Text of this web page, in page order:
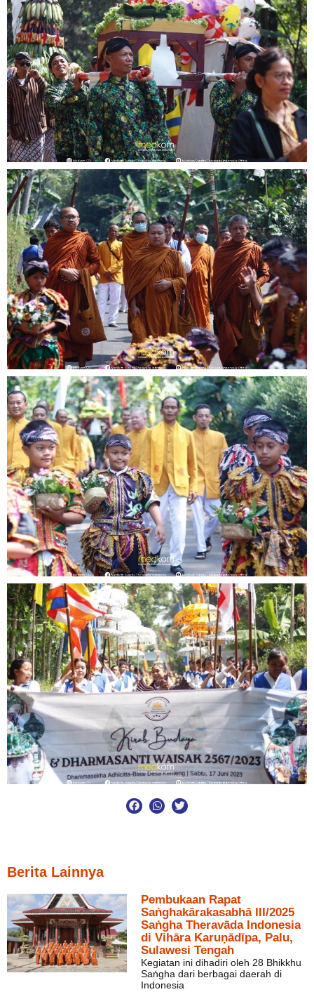
Berita Lainnya
Pembukaan Rapat
Saṅghakārakasabhā III/2025
Saṅgha Theravāda Indonesia
di Vihāra Karuṇādīpa, Palu,
Sulawesi Tengah
Kegiatan ini dihadiri oleh 28 Bhikkhu
Saṅgha dari berbagai daerah di
Indonesia